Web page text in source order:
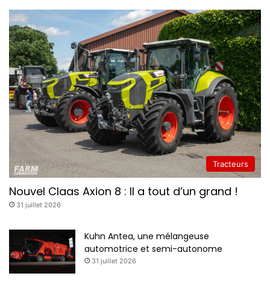
Tracteurs
Nouvel Claas Axion 8 : Il a tout d’un grand !
31 juillet 2026
Kuhn Antea, une mélangeuse
automotrice et semi-autonome
31 juillet 2026